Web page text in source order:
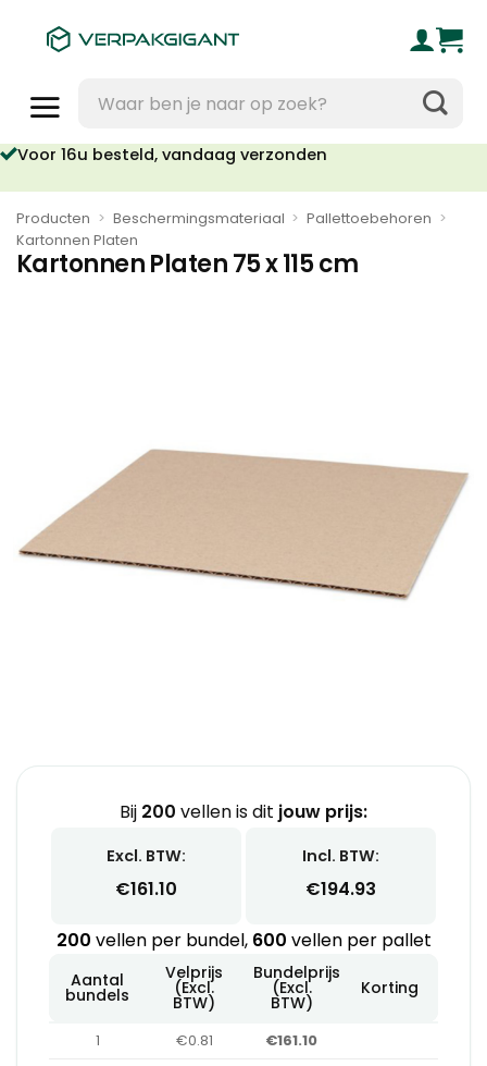
naar:
Voor 16u besteld, vandaag verzonden
Producten > Beschermingsmateriaal > Pallettoebehoren >
Kartonnen Platen
Kartonnen Platen 75 x 115 cm
Bij 200 vellen is dit jouw prijs:
Excl. BTW:
€161.10
Incl. BTW:
€194.93
200 vellen per bundel, 600 vellen per pallet
Aantal
bundels
Velprijs
(Excl.
BTW)
Bundelprijs
(Excl.
BTW)
Korting
1 €0.81
€161.10